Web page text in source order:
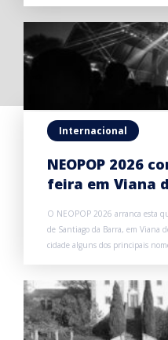
Internacional
NEOPOP 2026
feira em Viana
O NEOPOP 2026 arranca esta
de Santiago da Barra, em Viana
cidade alguns dos principais